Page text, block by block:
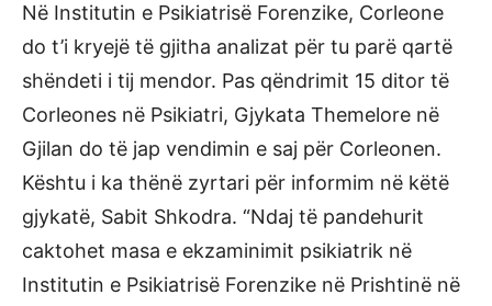
Në Institutin e Psikiatrisë Forenzike, Corleone
do t’i kryejë të gjitha analizat për tu parë qartë
shëndeti i tij mendor. Pas qëndrimit 15 ditor të
Corleones në Psikiatri, Gjykata Themelore në
Gjilan do të jap vendimin e saj për Corleonen.
Kështu i ka thënë zyrtari për informim në këtë
gjykatë, Sabit Shkodra. “Ndaj të pandehurit
caktohet masa e ekzaminimit psikiatrik në
Institutin e Psikiatrisë Forenzike në Prishtinë në